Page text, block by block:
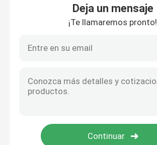
Deja un mensaje
¡Te llamaremos pronto!